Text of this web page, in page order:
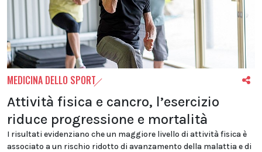
MEDICINA DELLO SPORT
Attività fisica e cancro, l’esercizio
riduce progressione e mortalità
I risultati evidenziano che un maggiore livello di attività fisica è
associato a un rischio ridotto di avanzamento della malattia e di